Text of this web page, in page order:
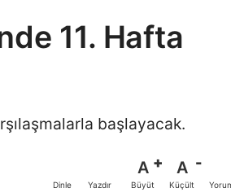
11. Hafta
başlayacak.
Dinle Yazdır
A
Büyüt
A
Küçült